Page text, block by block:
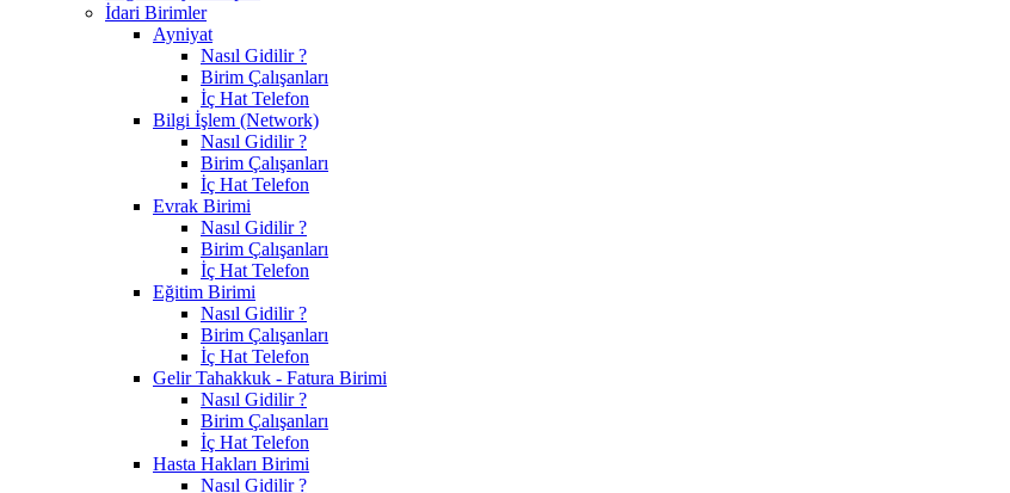
İdari Birimler
Ayniyat
Nasıl Gidilir ?
Birim Çalışanları
İç Hat Telefon
Bilgi İşlem (Network)
Nasıl Gidilir ?
Birim Çalışanları
İç Hat Telefon
Evrak Birimi
Nasıl Gidilir ?
Birim Çalışanları
İç Hat Telefon
Eğitim Birimi
Nasıl Gidilir ?
Birim Çalışanları
İç Hat Telefon
Gelir Tahakkuk - Fatura Birimi
Nasıl Gidilir ?
Birim Çalışanları
İç Hat Telefon
Hasta Hakları Birimi
Nasıl Gidilir ?